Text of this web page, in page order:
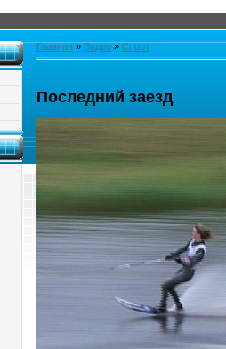
Главная » Видео » Спорт
Последний заезд